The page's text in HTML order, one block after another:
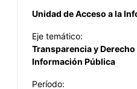
Unidad de Acceso a la
Eje temático:
Transparencia y Derecho
Información Pública
Período: